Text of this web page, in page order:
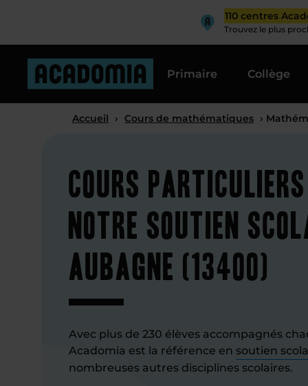
110 centres
Trouvez le plus
Primaire Collège
Accueil › Cours de mathématiques ›
Cours
notre soutien
Aubagne (13400)
Avec plus de 230 élèves accompagnés
Acadomia est la référence en soutien
nombreuses autres disciplines scolaires.